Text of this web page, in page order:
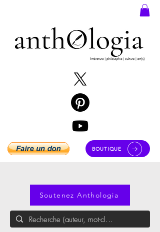
BOUTIQUE
Soutenez Anthologia